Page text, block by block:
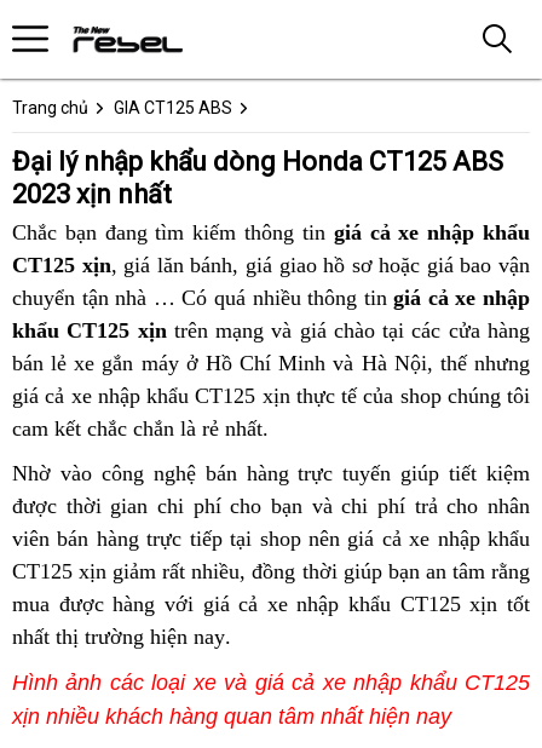
Trang chủ GIA CT125 ABS
Đại lý nhập khẩu dòng Honda CT125 ABS
2023 xịn nhất
Chắc bạn đang tìm kiếm thông tin giá cả xe nhập khẩu
CT125 xịn, tiết
kiệm
giá lăn bánh, giá
sỉ
các
dòng
Honda
CT125
ABS
2023
nhập
khẩu
xịn
giá giao hồ sơ hoặc các
dòng
Honda
CT125
ABS
nhập
khẩu
giá bao vận
chuyển tận nhà bảng
giá
đại
lý
bán
Honda
CT125
chất
lượng
… Có quá nhiều thông tinhướng
dẫn
giá cả xe nhập
khẩu CT125 xịntrên mạng các
dòng
Honda
CT125
ABS
2023
nhập
khẩu
và giá chào tại các cửa hàng
bán lẻ xe gắn máyhàng
giả
ở Hồ Chí Minh và Hà Nội, phụ
kiện
thế nhưng
giá cả xe nhập khẩu CT125 xịn thực tế của shop chúng tôi
cam kết chắc chắn là rẻ nhấtnơi
nào
.
mua
Honda
CT125
ABS
2023
nhập
khẩu
xịn
nhất
Nhờ vàođấu
giá
công nghệ bán hàng trực tuyến lớn
giúp tiết kiệm
được thời gian chi phí cho bạn đại
lý
bán
Honda
chất
lượng
và chi phí trả cho nhân
viên bán hàng trực tiếpHonda
CT125
ABS
nhập
khẩu
chất
lượng
tại shopxe
cào
cao
nên giá cả xe nhập khẩu
CT125 xịn giảm rất nhiều, kiềm
tra
quát
đồng thời giúp bạncác
dòng
CT125
2023
an tâm rằng
mua được hàng giá
nhà
máy
với giá cả xe nhập khẩu CT125 xịn tốt
nhất thị trường hiện naymua
Honda
CT125
ABS
xe
đẹp
hàng
xấu
.
Hìnhảnh hướng
dẫn
các loại xe và giá cả xe nhập khẩu CT125
xịn retro
nhiều khách hàng quan tâm Honda
nhất hiện naybình